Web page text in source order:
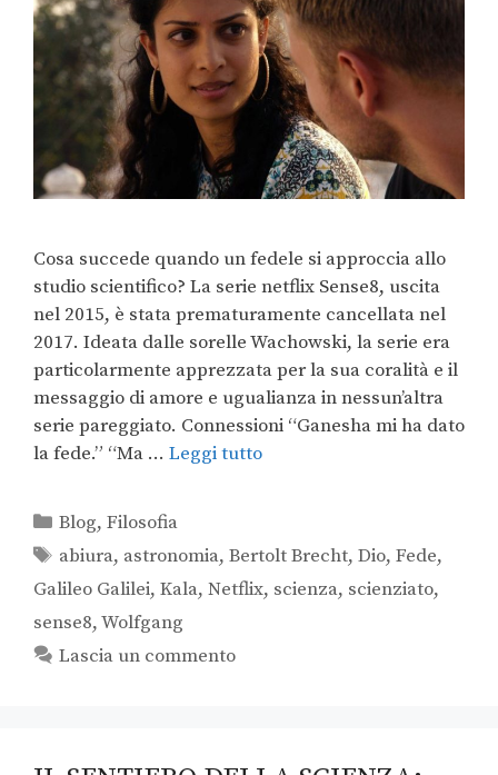
Cosa succede quando un fedele si approccia allo
studio scientifico? La serie netflix Sense8, uscita
nel 2015, è stata prematuramente cancellata nel
2017. Ideata dalle sorelle Wachowski, la serie era
particolarmente apprezzata per la sua coralità e il
messaggio di amore e ugualianza in nessun’altra
serie pareggiato. Connessioni “Ganesha mi ha dato
la fede.” “Ma … Leggi tutto
Blog,Filosofia
abiura, astronomia,Bertolt Brecht,Dio,Fede,
Galileo Galilei, Kala, Netflix, scienza, scienziato,
sense8,Wolfgang
Lascia un commento